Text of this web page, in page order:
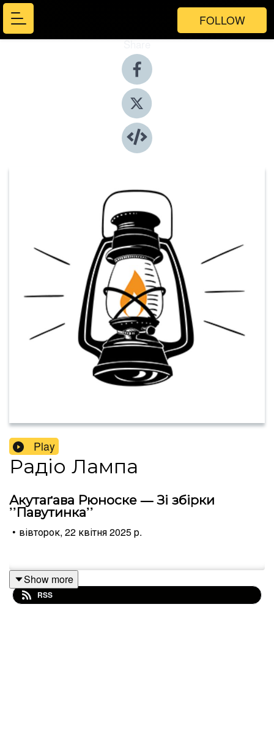
FOLLOW
Share
Play
Радіо Лампа
Акутаґава Рюноске — Зі збірки
’’Павутинка’’
• вівторок, 22 квітня 2025 р.
Show more
RSS